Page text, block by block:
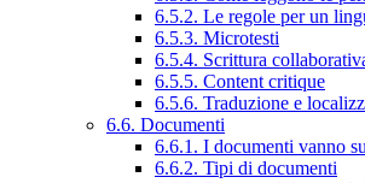
6.5.2. Le regole per un
6.5.3. Microtesti
6.5.4. Scrittura
6.5.5. Content critique
6.5.6. Traduzione e
6.6. Documenti
6.6.1. I documenti vanno
6.6.2. Tipi di documenti